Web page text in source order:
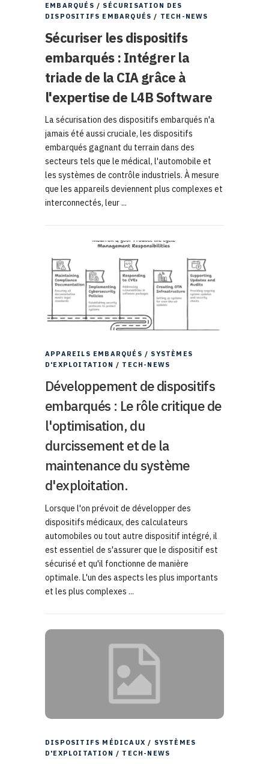
EMBARQUÉS / SÉCURISATION DES
DISPOSITIFS EMBARQUÉS / TECH-NEWS
Sécuriser les dispositifs
embarqués : Intégrer la
triade de la CIA grâce à
l'expertise de L4B Software
La sécurisation des dispositifs embarqués n'a
jamais été aussi cruciale, les dispositifs
embarqués gagnant du terrain dans des
secteurs tels que le médical, l'automobile et
les systèmes de contrôle industriels. À mesure
que les appareils deviennent plus complexes et
interconnectés, leur ...
APPAREILS EMBARQUÉS / SYSTÈMES
D'EXPLOITATION / TECH-NEWS
Développement de dispositifs
embarqués : Le rôle critique de
l'optimisation, du
durcissement et de la
maintenance du système
d'exploitation.
Lorsque l'on prévoit de développer des
dispositifs médicaux, des calculateurs
automobiles ou tout autre dispositif intégré, il
est essentiel de s'assurer que le dispositif est
sécurisé et qu'il fonctionne de manière
optimale. L'un des aspects les plus importants
et les plus complexes ...
DISPOSITIFS MÉDICAUX / SYSTÈMES
D'EXPLOITATION / TECH-NEWS